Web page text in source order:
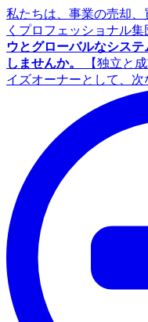
私たちは、事業の売却
くプロフェッショナル集
ウとグローバルなシス
しませんか。
【独立と
イズオーナーとして、次